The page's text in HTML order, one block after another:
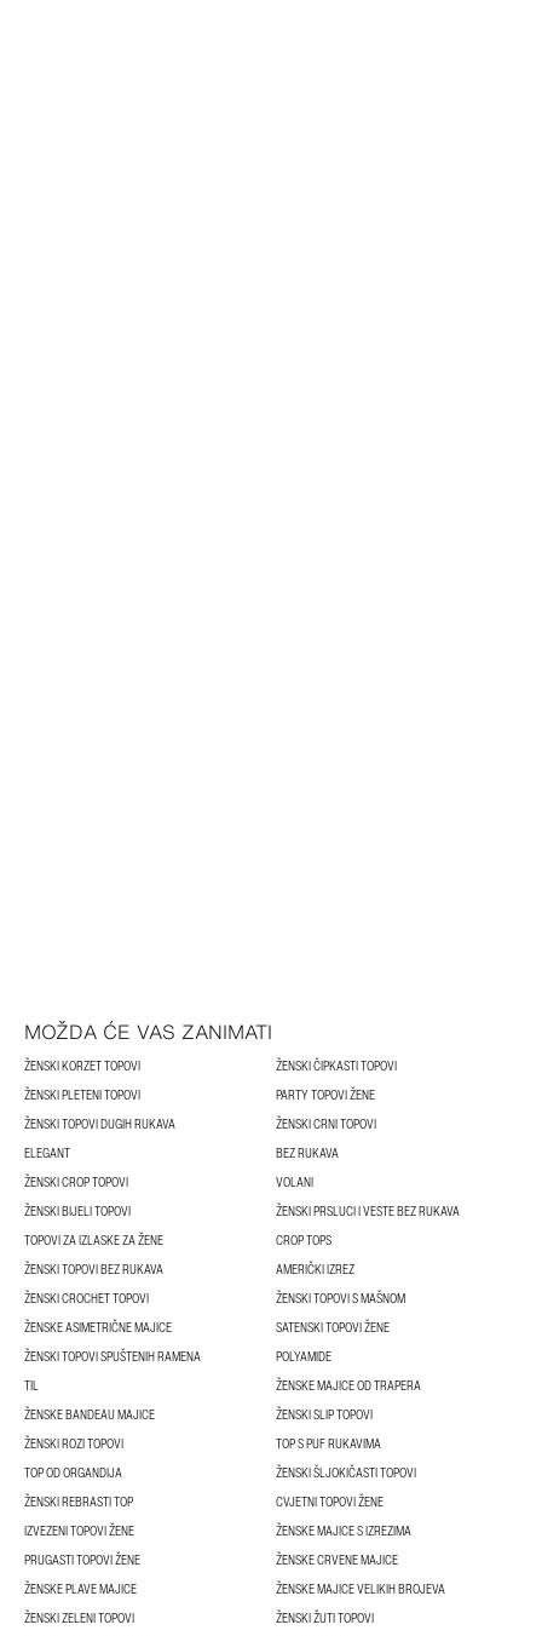
MOŽDA ĆE VAS ZANIMATI
ŽENSKI KORZET TOPOVI
ŽENSKI ČIPKASTI TOPOVI
ŽENSKI PLETENI TOPOVI
PARTY TOPOVI ŽENE
ŽENSKI TOPOVI DUGIH RUKAVA
ŽENSKI CRNI TOPOVI
ELEGANT
BEZ RUKAVA
ŽENSKI CROP TOPOVI
VOLANI
ŽENSKI BIJELI TOPOVI
ŽENSKI PRSLUCI I VESTE BEZ RUKAVA
TOPOVI ZA IZLASKE ZA ŽENE
CROP TOPS
ŽENSKI TOPOVI BEZ RUKAVA
AMERIČKI IZREZ
ŽENSKI CROCHET TOPOVI
ŽENSKI TOPOVI S MAŠNOM
ŽENSKE ASIMETRIČNE MAJICE
SATENSKI TOPOVI ŽENE
ŽENSKI TOPOVI SPUŠTENIH RAMENA
POLYAMIDE
TIL
ŽENSKE MAJICE OD TRAPERA
ŽENSKE BANDEAU MAJICE
ŽENSKI SLIP TOPOVI
ŽENSKI ROZI TOPOVI
TOP S PUF RUKAVIMA
TOP OD ORGANDIJA
ŽENSKI ŠLJOKIČASTI TOPOVI
ŽENSKI REBRASTI TOP
CVJETNI TOPOVI ŽENE
IZVEZENI TOPOVI ŽENE
ŽENSKE MAJICE S IZREZIMA
PRUGASTI TOPOVI ŽENE
ŽENSKE CRVENE MAJICE
ŽENSKE PLAVE MAJICE
ŽENSKE MAJICE VELIKIH BROJEVA
ŽENSKI ZELENI TOPOVI
ŽENSKI ŽUTI TOPOVI